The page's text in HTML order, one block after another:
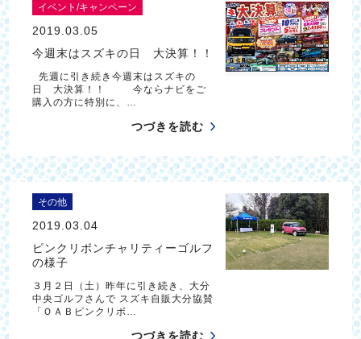
イベント/キャンペーン
2019.03.05
今週末はスズキの日 大決算！！
先週に引き続き今週末はスズキの
日 大決算！！ 今ならナビをご
購入の方に特別に、…
つづきを読む
その他
2019.03.04
ピンクリボンチャリティーゴルフ
の様子
３月２日（土）昨年に引き続き、大分
中央ゴルフさんで スズキ自販大分協賛
「ＯＡＢピンクリボ…
つづきを読む